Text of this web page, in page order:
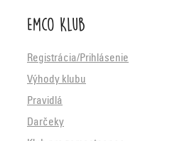
Emco Klub
Registrácia/Prihlásenie
Výhody klubu
Pravidlá
Darčeky